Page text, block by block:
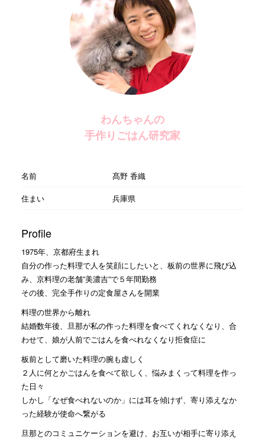
わんちゃんの
手作りごはん研究家
名前
髙野 香織
住まい
兵庫県
Profile
1975年、京都府生まれ
自分の作った料理で人を笑顔にしたいと、板前の世界に飛び込
み、京料理の老舗”美濃吉”で５年間勤務
その後、完全手作りの定食屋さんを開業
料理の世界から離れ
結婚数年後、旦那が私の作った料理を食べてくれなくなり、合
わせて、娘が人前でごはんを食べれなくなり拒食症に
板前として磨いた料理の腕も虚しく
２人に何とかごはんを食べて欲しく、悩みまくって料理を作っ
た日々
しかし「なぜ食べれないのか」には耳を傾けず、寄り添えなか
った経験が使命へ繋がる
旦那とのコミュニケーションを避け、お互いが相手に寄り添え